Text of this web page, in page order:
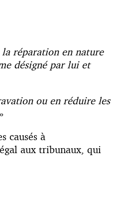
réparation en nature
désigné par lui et
ou en réduire les
»
causés à
aux tribunaux, qui